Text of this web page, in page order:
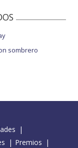
sombrero
Premios